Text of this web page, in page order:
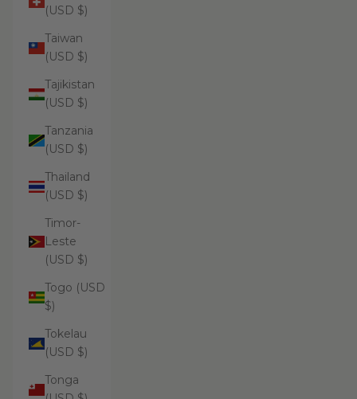
(USD $)
Taiwan
(USD $)
Tajikistan
(USD $)
Tanzania
(USD $)
Thailand
(USD $)
Timor-
Leste
(USD $)
Togo (USD
$)
Tokelau
(USD $)
Tonga